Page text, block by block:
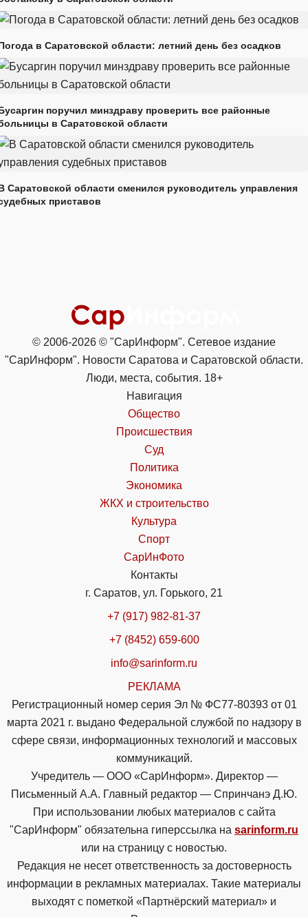
в Саратовской области: летний день без осадков
поручил минздраву проверить все районные
в Саратовской области
Саратовской области сменился руководитель управления
приставов
© 2006-2026 © "СарИнформ". Сетевое издание
"СарИнформ". Новости Саратова и Саратовской области.
Люди, места, события. 18+
Навигация
Общество
Происшествия
Суд
Политика
Экономика
ЖКХ и строительство
Культура
Спорт
СарИнФото
Контакты
г. Саратов, ул. Горького, 21
+7 (917) 982-81-37
+7 (8452) 659-600
info@sarinform.ru
РЕКЛАМА
Регистрационный номер серия Эл № ФС77-80393 от 01
марта 2021 г. выдано Федеральной службой по надзору в
сфере связи, информационных технологий и массовых
коммуникаций.
Учредитель — ООО «СарИнформ». Директор —
Письменный А.А. Главный редактор — Спринчанэ Д.Ю.
При использовании любых материалов с сайта
"СарИнформ" обязательна гиперссылка на sarinform.ru
или на страницу с новостью.
Редакция не несет ответственность за достоверность
информации в рекламных материалах. Такие материалы
выходят с пометкой «Партнёрский материал» и